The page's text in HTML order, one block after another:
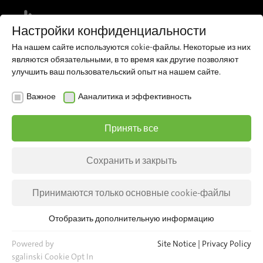
Городской транспорт
компании SIBRA
С 2009 года SIBRA, оператор общественного
технологию Time-of-Flight от компании iris.
Настройки конфиденциальности
На нашем сайте используются cokie-файлы. Некоторые из них
являются обязательными, в то время как другие позволяют
улучшить ваш пользовательский опыт на нашем сайте.
Важное Ааналитика и эффективность
Принять все
Сохранить и закрыть
Принимаются только основные cookie-файлы
Важное
Для основных функций веб-сайта необходимы основные
cookie-файлы. Это гарантирует, что веб-сайт будет
Отобразить дополнительную информацию
Powered by
sgalinski Cookie Opt In
Site Notice | Privacy Policy